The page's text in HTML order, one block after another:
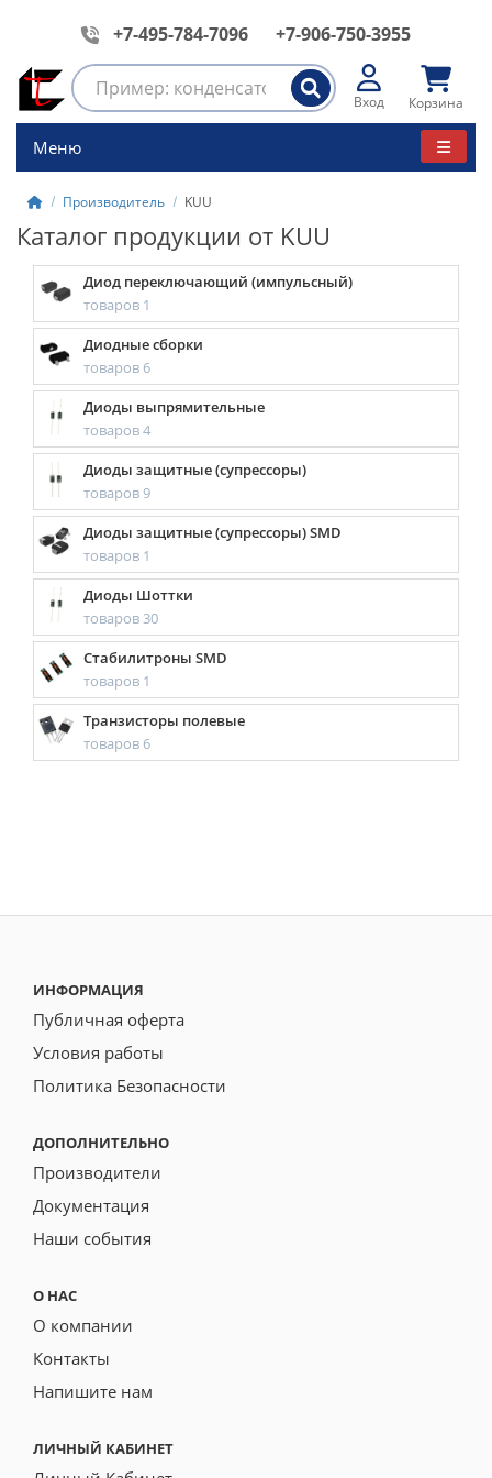
+7-495-784-7096 +7-906-750-3955
Вход Корзина
Меню
Производитель KUU
Каталог продукции от KUU
Диод переключающий (импульсный)
товаров 1
Диодные сборки
товаров 6
Диоды выпрямительные
товаров 4
Диоды защитные (супрессоры)
товаров 9
Диоды защитные (супрессоры) SMD
товаров 1
Диоды Шоттки
товаров 30
Стабилитроны SMD
товаров 1
Транзисторы полевые
товаров 6
ИНФОРМАЦИЯ
Публичная оферта
Условия работы
Политика Безопасности
ДОПОЛНИТЕЛЬНО
Производители
Документация
Наши события
О НАС
О компании
Контакты
Напишите нам
ЛИЧНЫЙ КАБИНЕТ